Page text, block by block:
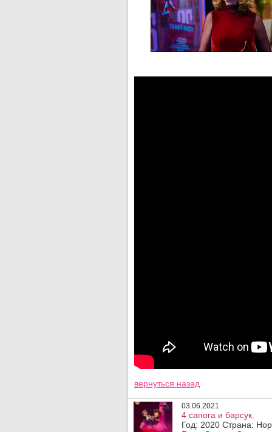
вернуться назад
03.06.2021
4 сапога и барсук.
Год: 2020 Страна: